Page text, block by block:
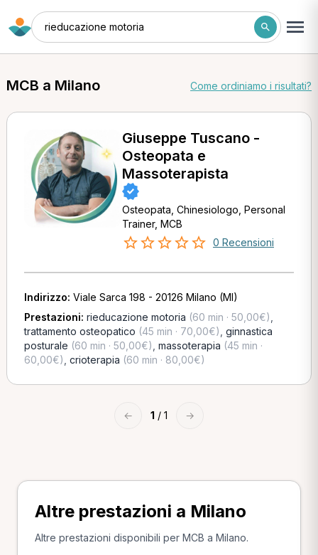
rieducazione motoria
MCB a Milano Come ordiniamo i risultati?
Giuseppe Tuscano -
Osteopata e
Massoterapista
Osteopata, Chinesiologo, Personal
Trainer, MCB
0 Recensioni
Indirizzo: Viale Sarca 198 - 20126 Milano (MI)
Prestazioni: rieducazione motoria (60 min · 50,00€)
trattamento osteopatico (45 min · 70,00€) ginnastica
posturale (60 min · 50,00€) massoterapia (45 min ·
60,00€) crioterapia (60 min · 80,00€)
← 1 / 1 →
Altre prestazioni a Milano
Altre prestazioni disponibili per MCB a Milano.